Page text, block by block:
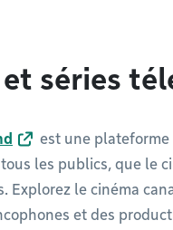
séries
est une
tous les publics, que le
Explorez le cinéma
et des